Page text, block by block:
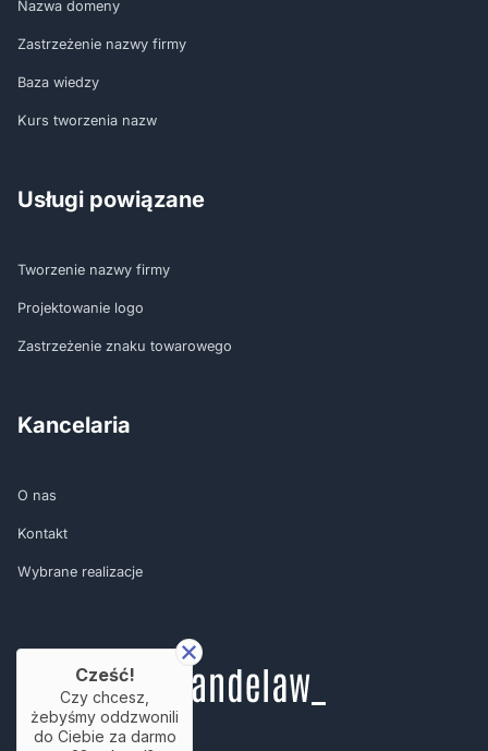
Nazwa domeny
Zastrzeżenie nazwy firmy
Baza wiedzy
Kurs tworzenia nazw
Usługi powiązane
Tworzenie nazwy firmy
Projektowanie logo
Zastrzeżenie znaku towarowego
Kancelaria
O nas
Kontakt
Wybrane realizacje
Cześć!
Czy chcesz,
żebyśmy oddzwonili
do Ciebie za darmo